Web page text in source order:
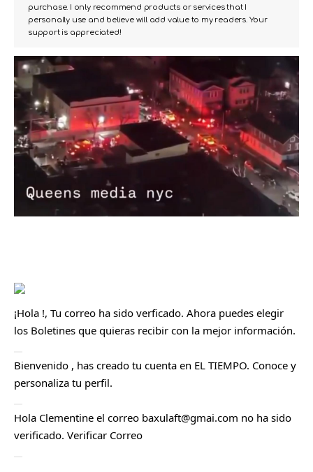
purchase. I only recommend products or services that I
personally use and believe will add value to my readers. Your
support is appreciated!
¡Hola !, Tu correo ha sido verficado. Ahora puedes elegir
los Boletines que quieras recibir con la mejor información.
e
r
Bienvenido , has creado tu cuenta en EL TIEMPO. Conoce y
personaliza tu perfil.
e
r
Hola Clementine el correo baxulaft@gmai.com no ha sido
verificado. Verificar Correo